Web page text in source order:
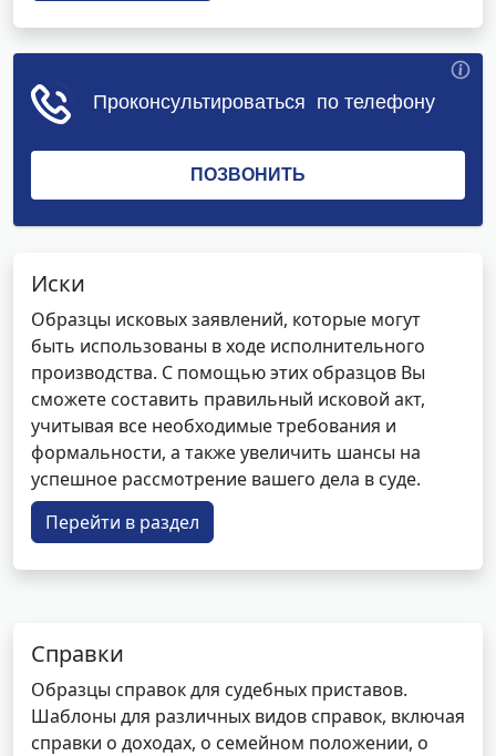
Иски
Образцы исковых заявлений, которые могут
быть использованы в ходе исполнительного
производства. С помощью этих образцов Вы
сможете составить правильный исковой акт,
учитывая все необходимые требования и
формальности, а также увеличить шансы на
успешное рассмотрение вашего дела в суде.
Перейти в раздел
Справки
Образцы справок для судебных приставов.
Шаблоны для различных видов справок, включая
справки о доходах, о семейном положении, о